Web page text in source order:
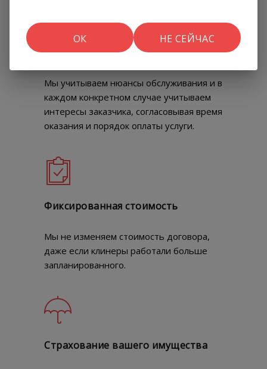
Индивидуальный подход
Мы учитываем нюансы обслуживания и в
каждом конкретном случае учитываем
интересы заказчика, согласовывая время
оказания и порядок оплаты услуги.
Фиксированная стоимость
Мы не изменяем стоимость договора,
даже если клинеры работали больше
запланированного.
Страхование вашего имущества
ОК НЕ СЕЙЧАС